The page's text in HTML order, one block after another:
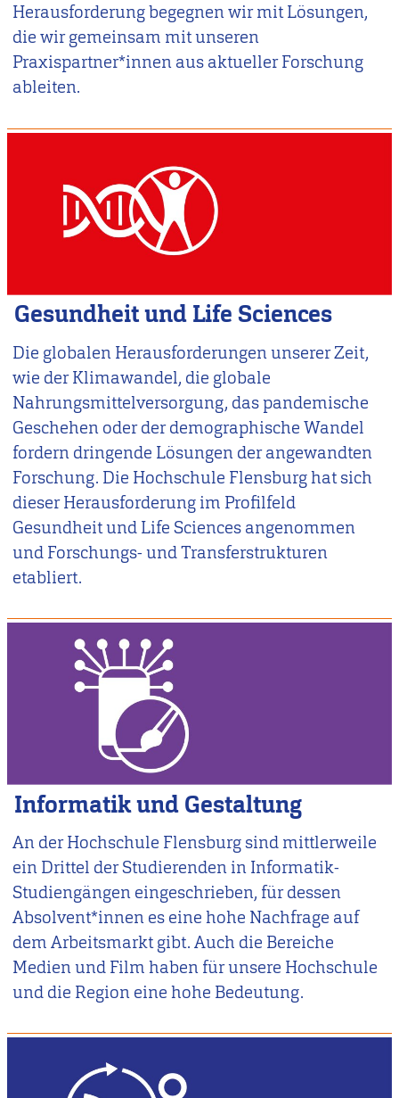
Herausforderung begegnen wir mit Lösungen,
die wir gemeinsam mit unseren
Praxispartner*innen aus aktueller Forschung
ableiten.
Gesundheit und Life Sciences
Die globalen Herausforderungen unserer Zeit,
wie der Klimawandel, die globale
Nahrungsmittelversorgung, das pandemische
Geschehen oder der demographische Wandel
fordern dringende Lösungen der angewandten
Forschung. Die Hochschule Flensburg hat sich
dieser Herausforderung im Profilfeld
Gesundheit und Life Sciences angenommen
und Forschungs- und Transferstrukturen
etabliert.
Informatik und Gestaltung
An der Hochschule Flensburg sind mittlerweile
ein Drittel der Studierenden in Informatik-
Studiengängen eingeschrieben, für dessen
Absolvent*innen es eine hohe Nachfrage auf
dem Arbeitsmarkt gibt. Auch die Bereiche
Medien und Film haben für unsere Hochschule
und die Region eine hohe Bedeutung.